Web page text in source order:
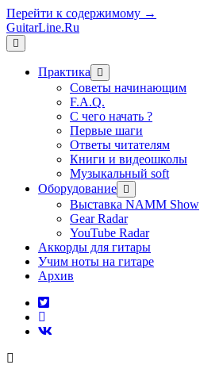
Перейти к содержимому →
GuitarLine.Ru
открыть
меню
Практика
открыть
меню
Советы начинающим
F.A.Q.
С чего начать ?
Первые шаги
Ответы читателям
Книги и видеошколы
Музыкальный soft
Оборудование открыть
меню
Выставка NAMM Show
Gear Radar
YouTube Radar
Аккорды для гитары
Учим ноты на гитаре
Архив
twitter